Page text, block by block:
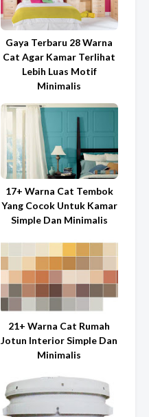
Gaya Terbaru 28 Warna
Cat Agar Kamar Terlihat
Lebih Luas Motif
Minimalis
17+ Warna Cat Tembok
Yang Cocok Untuk Kamar
Simple Dan Minimalis
21+ Warna Cat Rumah
Jotun Interior Simple Dan
Minimalis